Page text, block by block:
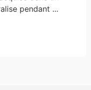
pendant ...